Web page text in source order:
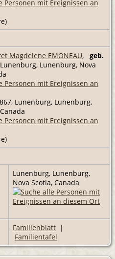
Magdelene EMONEAU, geb.
Lunenburg, Nova
Lunenburg, Lunenburg,
Lunenburg, Lunenburg,
Nova Scotia, Canada
Familienblatt |
Familientafel